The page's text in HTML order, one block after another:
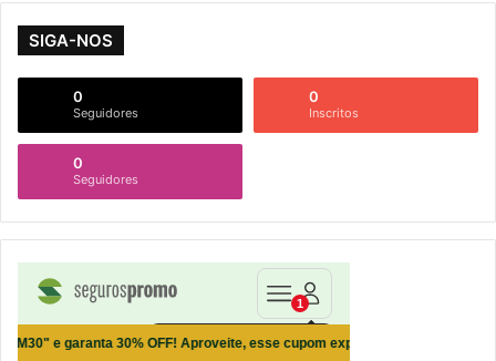
SIGA-NOS
0
Seguidores
0
Inscritos
0
Seguidores